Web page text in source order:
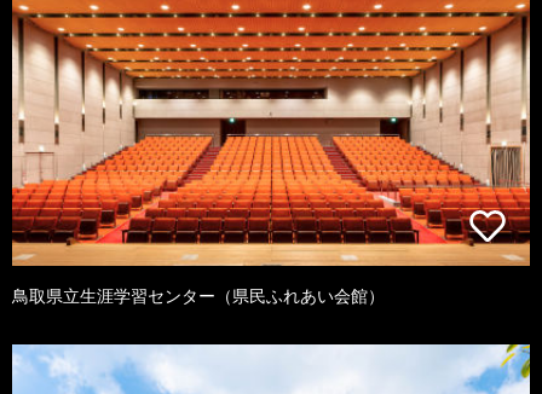
鳥取県立生涯学習センター（県民ふれあい会館）